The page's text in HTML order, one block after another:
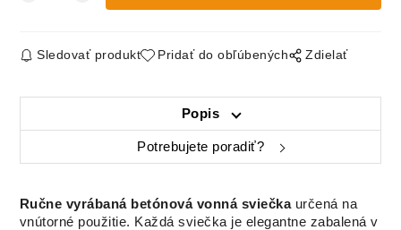
Sledovať produkt Pridať do obľúbených Zdielať
Popis
Potrebujete poradiť?
Ručne vyrábaná betónová vonná sviečkaurčená na
vnútorné použitie. Každá sviečka je elegantne zabalená v